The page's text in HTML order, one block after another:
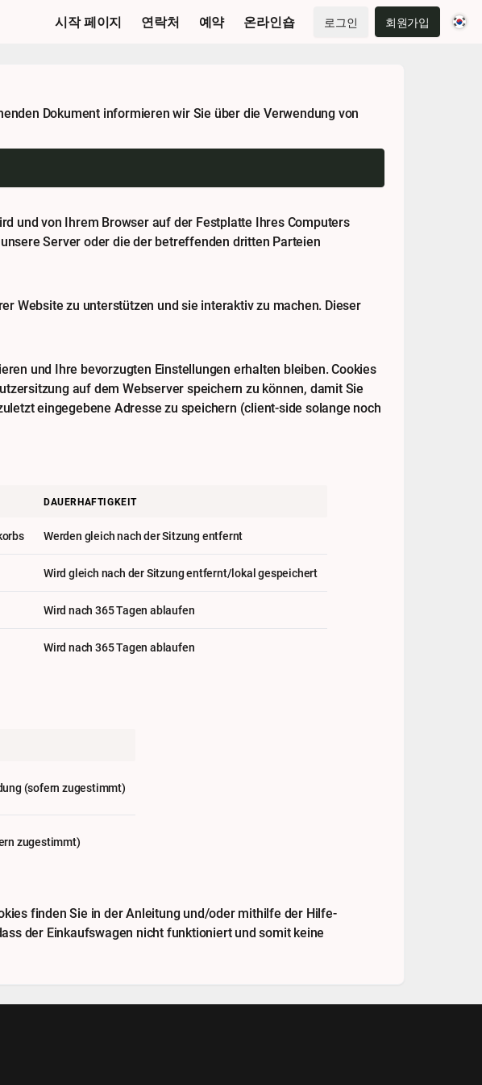
시작 페이지 연락처 예약 온라인숍 로그인 회원가입
Dokument informieren wir Sie über die Verwendung von
und von Ihrem Browser auf der Festplatte Ihres Computers
Server oder die der betreffenden dritten Parteien
Website zu unterstützen und sie interaktiv zu machen. Dieser
und Ihre bevorzugten Einstellungen erhalten bleiben. Cookies
auf dem Webserver speichern zu können, damit Sie
eingegebene Adresse zu speichern (client-side solange noch
DAUERHAFTIGKEIT
Werden gleich nach der Sitzung entfernt
Wird gleich nach der Sitzung entfernt/lokal gespeichert
Wird nach 365 Tagen ablaufen
Wird nach 365 Tagen ablaufen
(sofern zugestimmt)
zugestimmt)
finden Sie in der Anleitung und/oder mithilfe der Hilfe-
der Einkaufswagen nicht funktioniert und somit keine